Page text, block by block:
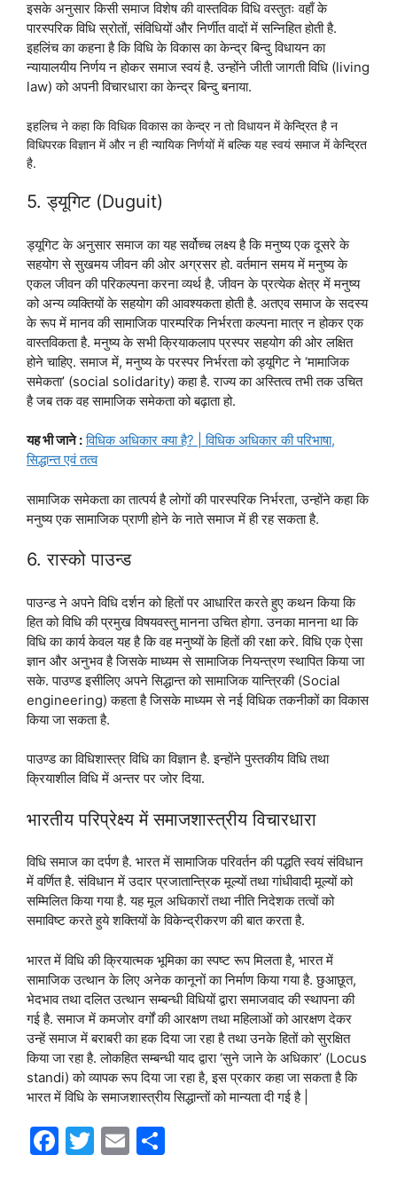
इसके अनुसार किसी समाज विशेष की वास्तविक विधि वस्तुतः वहाँ के
पारस्परिक विधि स्रोतों, संविधियों और निर्णीत वादों में सन्निहित होती है.
इहलिंच का कहना है कि विधि के विकास का केन्द्र बिन्दु विधायन का
न्यायालयीय निर्णय न होकर समाज स्वयं है. उन्होंने जीती जागती विधि (living
law) को अपनी विचारधारा का केन्द्र बिन्दु बनाया.
इहलिच ने कहा कि विधिक विकास का केन्द्र न तो विधायन में केन्द्रित है न
विधिपरक विज्ञान में और न ही न्यायिक निर्णयों में बल्कि यह स्वयं समाज में केन्द्रित
है.
5. ड्यूगिट (Duguit)
ड्यूगिट के अनुसार समाज का यह सर्वोच्च लक्ष्य है कि मनुष्य एक दूसरे के
सहयोग से सुखमय जीवन की ओर अग्रसर हो. वर्तमान समय में मनुष्य के
एकल जीवन की परिकल्पना करना व्यर्थ है. जीवन के प्रत्येक क्षेत्र में मनुष्य
को अन्य व्यक्तियों के सहयोग की आवश्यकता होती है. अतएव समाज के सदस्य
के रूप में मानव की सामाजिक पारम्परिक निर्भरता कल्पना मात्र न होकर एक
वास्तविकता है. मनुष्य के सभी क्रियाकलाप प्रस्पर सहयोग की ओर लक्षित
होने चाहिए. समाज में, मनुष्य के परस्पर निर्भरता को ड्यूगिट ने ‘मामाजिक
समेकता’ (social solidarity) कहा है. राज्य का अस्तित्व तभी तक उचित
है जब तक वह सामाजिक समेकता को बढ़ाता हो.
यह भी जाने : विधिक अधिकार क्या है? | विधिक अधिकार की परिभाषा,
सिद्धान्त एवं तत्व
सामाजिक समेकता का तात्पर्य है लोगों की पारस्परिक निर्भरता, उन्होंने कहा कि
मनुष्य एक सामाजिक प्राणी होने के नाते समाज में ही रह सकता है.
6. रास्को पाउन्ड
पाउन्ड ने अपने विधि दर्शन को हितों पर आधारित करते हुए कथन किया कि
हित को विधि की प्रमुख विषयवस्तु मानना उचित होगा. उनका मानना था कि
विधि का कार्य केवल यह है कि वह मनुष्यों के हितों की रक्षा करे. विधि एक ऐसा
ज्ञान और अनुभव है जिसके माध्यम से सामाजिक नियन्त्रण स्थापित किया जा
सके. पाउण्ड इसीलिए अपने सिद्धान्त को सामाजिक यान्त्रिकी (Social
engineering) कहता है जिसके माध्यम से नई विधिक तकनीकों का विकास
किया जा सकता है.
पाउण्ड का विधिशास्त्र विधि का विज्ञान है. इन्होंने पुस्तकीय विधि तथा
क्रियाशील विधि में अन्तर पर जोर दिया.
भारतीय परिप्रेक्ष्य में समाजशास्त्रीय विचारधारा
विधि समाज का दर्पण है. भारत में सामाजिक परिवर्तन की पद्धति स्वयं संविधान
में वर्णित है. संविधान में उदार प्रजातान्त्रिक मूल्यों तथा गांधीवादी मूल्यों को
सम्मिलित किया गया है. यह मूल अधिकारों तथा नीति निदेशक तत्वों को
समाविष्ट करते हुये शक्तियों के विकेन्द्रीकरण की बात करता है.
भारत में विधि की क्रियात्मक भूमिका का स्पष्ट रूप मिलता है, भारत में
सामाजिक उत्थान के लिए अनेक कानूनों का निर्माण किया गया है. छुआछूत,
भेदभाव तथा दलित उत्थान सम्बन्धी विधियों द्वारा समाजवाद की स्थापना की
गई है. समाज में कमजोर वर्गों की आरक्षण तथा महिलाओं को आरक्षण देकर
उन्हें समाज में बराबरी का हक दिया जा रहा है तथा उनके हितों को सुरक्षित
किया जा रहा है. लोकहित सम्बन्धी याद द्वारा ‘सुने जाने के अधिकार’ (Locus
standi) को व्यापक रूप दिया जा रहा है, इस प्रकार कहा जा सकता है कि
भारत में विधि के समाजशास्त्रीय सिद्धान्तों को मान्यता दी गई है |
F
T
E